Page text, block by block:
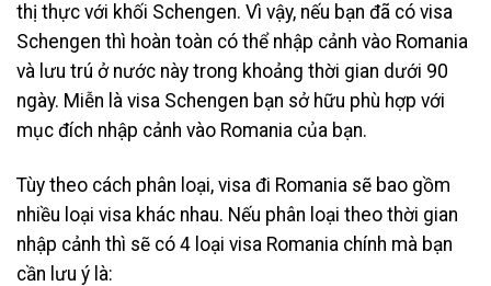
thị thực với khối Schengen. Vì vậy, nếu bạn đã có visa
Schengen thì hoàn toàn có thể nhập cảnh vào Romania
và lưu trú ở nước này trong khoảng thời gian dưới 90
ngày. Miễn là visa Schengen bạn sở hữu phù hợp với
mục đích nhập cảnh vào Romania của bạn.
Tùy theo cách phân loại, visa đi Romania sẽ bao gồm
nhiều loại visa khác nhau. Nếu phân loại theo thời gian
nhập cảnh thì sẽ có 4 loại visa Romania chính mà bạn
cần lưu ý là: